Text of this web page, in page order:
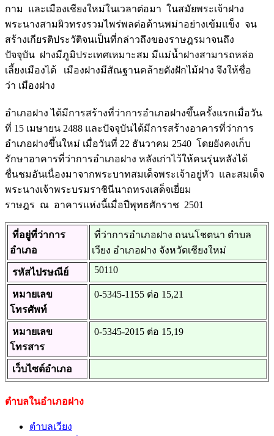
กาม และเมืองเชียงใหม่ในเวลาต่อมา ในสมัยพระเจ้าฝาง
พระนางสามผิวทรงรวมไพร่พลต่อต้านพม่าอย่างเข้มแข็ง จน
สร้างเกียรติประวัติจนเป็นที่กล่าวถึงของราษฎรมาจนถึง
ปัจจุบัน ฝางมีภูมิประเทศเหมาะสม มีแม่น้ำฝางสามารถหล่อ
เลี้ยงเมืองได้ เมืองฝางมีสัณฐานคล้ายดังฝักไม้ฝาง จึงให้ชื่อ
ว่า เมืองฝาง
อำเภอฝาง ได้มีการสร้างที่ว่าการอำเภอฝางขึ้นครั้งแรกเมื่อวัน
ที่ 15 เมษายน 2488 และปัจจุบันได้มีการสร้างอาคารที่ว่าการ
อำเภอฝางขึ้นใหม่ เมื่อวันที่ 22 ธันวาคม 2540 โดยยังคงเก็บ
รักษาอาคารที่ว่าการอำเภอฝาง หลังเก่าไว้ให้คนรุ่นหลังได้
ชื่นชมอันเนื่องมาจากพระบาทสมเด็จพระเจ้าอยู่หัว และสมเด็จ
พระนางเจ้าพระบรมราชินีนาถทรงเสด็จเยี่ยม
ราษฎร ณ อาคารแห่งนี้เมื่อปีพุทธศักราช 2501
ที่อยู่ที่ว่าการ
อำเภอ
ที่ว่าการอำเภอฝาง ถนนโชตนา ตำบล
เวียง อำเภอฝาง จังหวัดเชียงใหม่
รหัสไปรษณีย์ 50110
หมายเลข
โทรศัพท์
0-5345-1155 ต่อ 15,21
หมายเลข
โทรสาร
0-5345-2015 ต่อ 15,19
เว็บไซต์อำเภอ
ตำบลในอำเภอฝาง
ตำบลเวียง